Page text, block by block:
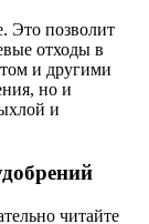
Это позволит
отходы в
и другими
но и
и
читайте